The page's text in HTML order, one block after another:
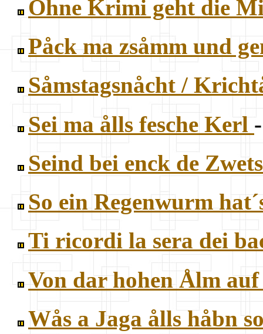
Ohne Krimi geht die
Påck ma zsåmm und
Såmstagsnåcht /
Sei ma ålls fesche Kerl
Seind bei enck de
So ein Regenwurm
Ti ricordi la sera dei
Von dar hohen Ålm
Wås a Jaga ålls håbn